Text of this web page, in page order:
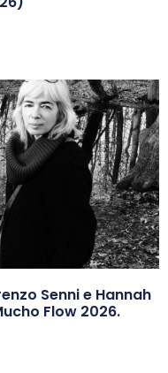
Senni e Hannah
Flow 2026.